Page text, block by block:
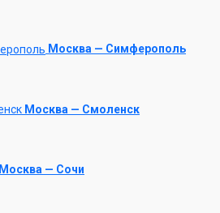
Москва — Симферополь
Москва — Смоленск
Москва — Сочи